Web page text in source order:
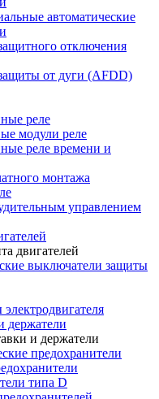
автоматические
отключения
от дуги (AFDD)
реле
модули реле
реле времени и
монтажа
управлением
двигателей
выключатели защиты
держатели
и держатели
предохранители
типа D